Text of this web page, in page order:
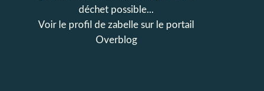
déchet possible...
Voir le profil de zabelle sur le portail
Overblog